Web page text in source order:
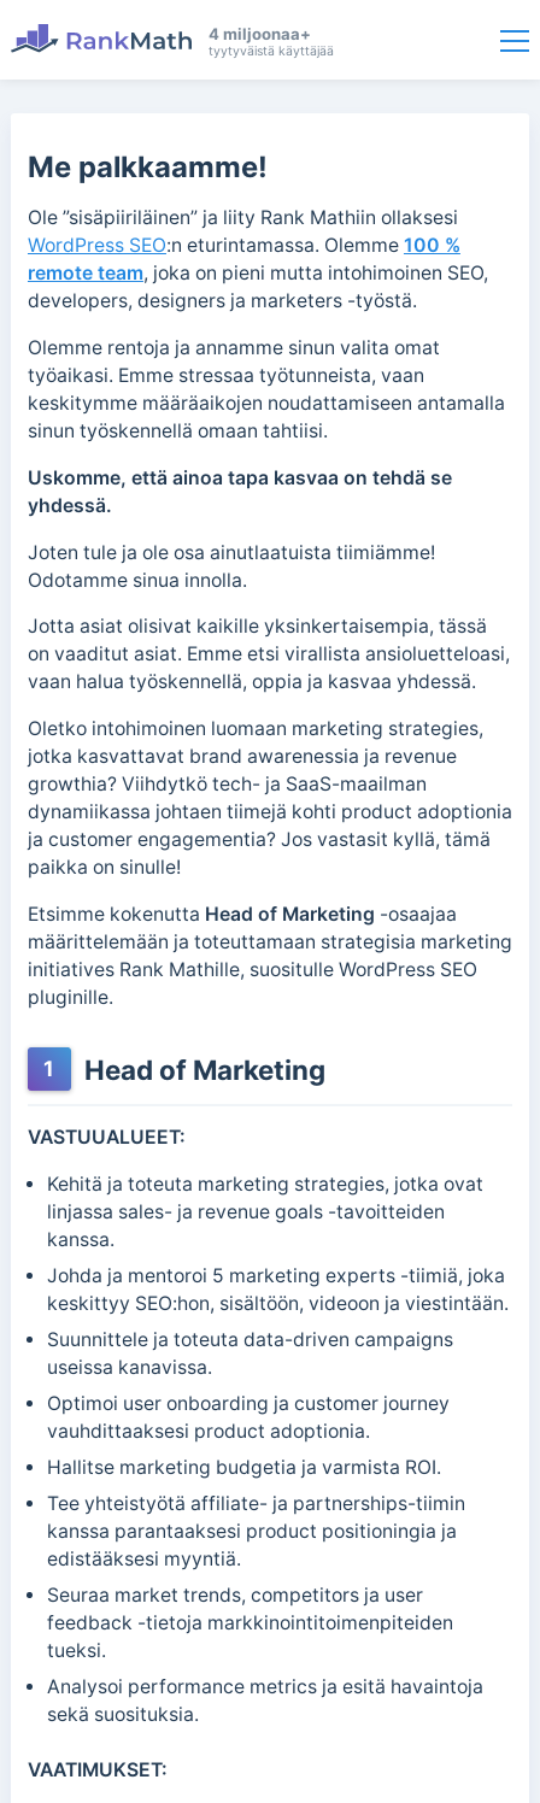
4 miljoonaa+
tyytyväistä käyttäjää
Me palkkaamme!
Ole ”sisäpiiriläinen” ja liity Rank Mathiin ollaksesi
WordPress SEO:n eturintamassa. Olemme 100 %
remote team, joka on pieni mutta intohimoinen SEO,
developers, designers ja marketers -työstä.
Olemme rentoja ja annamme sinun valita omat
työaikasi. Emme stressaa työtunneista, vaan
keskitymme määräaikojen noudattamiseen antamalla
sinun työskennellä omaan tahtiisi.
Uskomme, että ainoa tapa kasvaa on tehdä se
yhdessä.
Joten tule ja ole osa ainutlaatuista tiimiämme!
Odotamme sinua innolla.
Jotta asiat olisivat kaikille yksinkertaisempia, tässä
on vaaditut asiat. Emme etsi virallista ansioluetteloasi,
vaan halua työskennellä, oppia ja kasvaa yhdessä.
Oletko intohimoinen luomaan marketing strategies,
jotka kasvattavat brand awarenessia ja revenue
growthia? Viihdytkö tech- ja SaaS-maailman
dynamiikassa johtaen tiimejä kohti product adoptionia
ja customer engagementia? Jos vastasit kyllä, tämä
paikka on sinulle!
Etsimme kokenutta Head of Marketing -osaajaa
määrittelemään ja toteuttamaan strategisia marketing
initiatives Rank Mathille, suositulle WordPress SEO
pluginille.
1 Head of Marketing
VASTUUALUEET:
Kehitä ja toteuta marketing strategies, jotka ovat
linjassa sales- ja revenue goals -tavoitteiden
kanssa.
Johda ja mentoroi 5 marketing experts -tiimiä, joka
keskittyy SEO:hon, sisältöön, videoon ja viestintään.
Suunnittele ja toteuta data-driven campaigns
useissa kanavissa.
Optimoi user onboarding ja customer journey
vauhdittaaksesi product adoptionia.
Hallitse marketing budgetia ja varmista ROI.
Tee yhteistyötä affiliate- ja partnerships-tiimin
kanssa parantaaksesi product positioningia ja
edistääksesi myyntiä.
Seuraa market trends, competitors ja user
feedback -tietoja markkinointitoimenpiteiden
tueksi.
Analysoi performance metrics ja esitä havaintoja
sekä suosituksia.
VAATIMUKSET: